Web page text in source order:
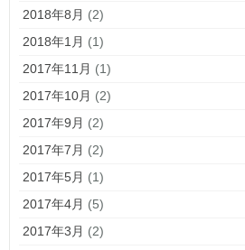
2018年8月 (2)
2018年1月 (1)
2017年11月 (1)
2017年10月 (2)
2017年9月 (2)
2017年7月 (2)
2017年5月 (1)
2017年4月 (5)
2017年3月 (2)